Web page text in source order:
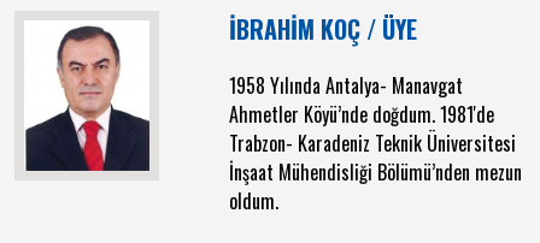
İBRAHİM KOÇ / ÜYE
1958 Yılında Antalya- Manavgat
Ahmetler Köyü’nde doğdum. 1981'de
Trabzon- Karadeniz Teknik Üniversitesi
İnşaat Mühendisliği Bölümü’nden mezun
oldum.